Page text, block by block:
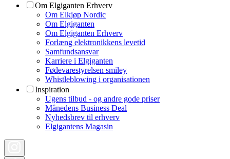
Om Elgiganten Erhverv
Om Elkjøp Nordic
Om Elgiganten
Om Elgiganten Erhverv
Forlæng elektronikkens levetid
Samfundsansvar
Karriere i Elgiganten
Fødevarestyrelsen smiley
Whistleblowing i organisationen
Inspiration
Ugens tilbud - og andre gode priser
Månedens Business Deal
Nyhedsbrev til erhverv
Elgigantens Magasin